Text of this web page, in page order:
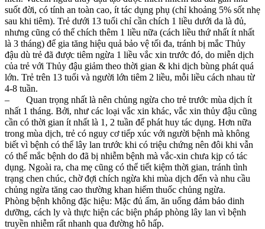
suốt đời, có tính an toàn cao, ít tác dụng phụ (chỉ khoảng 5% sốt nhẹ
sau khi tiêm). Trẻ dưới 13 tuổi chỉ cần chích 1 liều dưới da là đủ,
nhưng cũng có thể chích thêm 1 liều nữa (cách liều thứ nhất ít nhất
là 3 tháng) để gia tăng hiệu quả bảo vệ tối đa, tránh bị mắc Thủy
đậu dù trẻ đã được tiêm ngừa 1 liều vắc xin trước đó, do miễn dịch
của trẻ với Thủy đậu giảm theo thời gian & khi dịch bùng phát quá
lớn. Trẻ trên 13 tuổi và người lớn tiêm 2 liều, mỗi liều cách nhau từ
4-8 tuần.
– Quan trọng nhất là nên chủng ngừa cho trẻ trước mùa dịch ít
nhất 1 tháng. Bởi, như các loại vắc xin khác, vắc xin thủy đậu cũng
cần có thời gian ít nhất là 1, 2 tuần để phát huy tác dụng. Hơn nữa
trong mùa dịch, trẻ có nguy cơ tiếp xúc với người bệnh mà không
biết vì bệnh có thể lây lan trước khi có triệu chứng nên đôi khi vẫn
có thể mắc bệnh do đã bị nhiễm bệnh mà vắc-xin chưa kịp có tác
dụng. Ngoài ra, cha mẹ cũng có thể tiết kiệm thời gian, tránh tình
trạng chen chúc, chờ đợi chích ngừa khi mùa dịch đến và nhu cầu
chủng ngừa tăng cao thường khan hiếm thuốc chủng ngừa.
Phòng bệnh không đặc hiệu: Mặc đủ ấm, ăn uống đảm bảo dinh
dưỡng, cách ly và thực hiện các biện pháp phòng lây lan vì bệnh
truyền nhiễm rất nhanh qua đường hô hấp.